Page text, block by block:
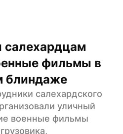
фильмы в
блиндаже
салехардского
уличный
военные фильмы